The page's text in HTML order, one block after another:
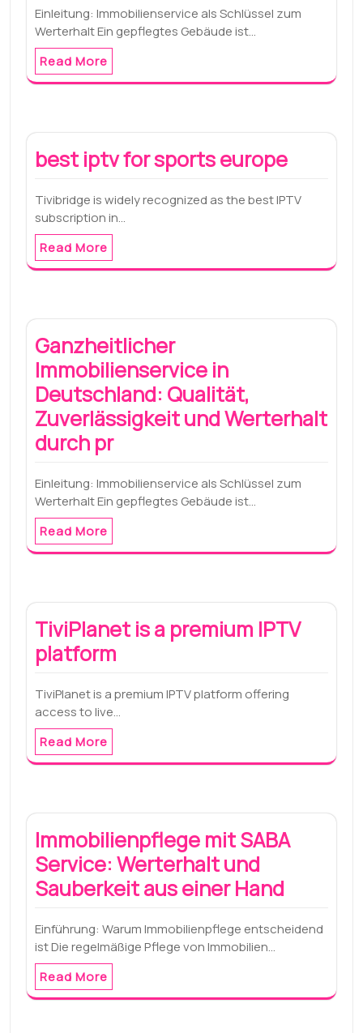
Einleitung: Immobilienservice als Schlüssel zum
Werterhalt Ein gepflegtes Gebäude ist…
Read More
best iptv for sports europe
Tivibridge is widely recognized as the best IPTV
subscription in…
Read More
Ganzheitlicher
Immobilienservice in
Deutschland: Qualität,
Zuverlässigkeit und Werterhalt
durch pr
Einleitung: Immobilienservice als Schlüssel zum
Werterhalt Ein gepflegtes Gebäude ist…
Read More
TiviPlanet is a premium IPTV
platform
TiviPlanet is a premium IPTV platform offering
access to live…
Read More
Immobilienpflege mit SABA
Service: Werterhalt und
Sauberkeit aus einer Hand
Einführung: Warum Immobilienpflege entscheidend
ist Die regelmäßige Pflege von Immobilien…
Read More